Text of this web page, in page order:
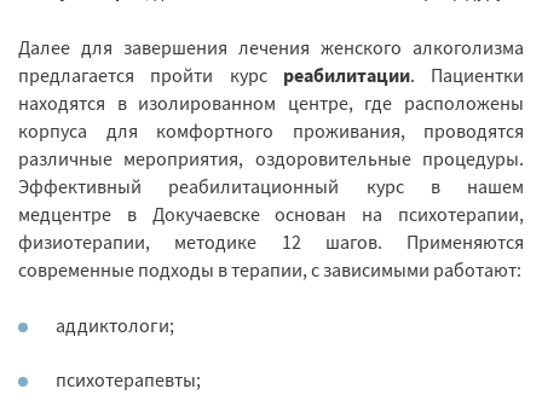
Далее для завершения лечения женского алкоголизма
предлагается пройти курс реабилитации. Пациентки
находятся в изолированном центре, где расположены
корпуса для комфортного проживания, проводятся
различные мероприятия, оздоровительные процедуры.
Эффективный реабилитационный курс в нашем
медцентре в Докучаевске основан на психотерапии,
физиотерапии, методике 12 шагов. Применяются
современные подходы в терапии, с зависимыми работают:
аддиктологи;
психотерапевты;